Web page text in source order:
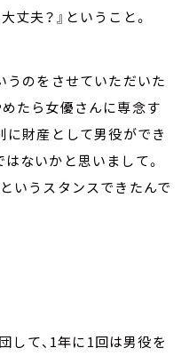
丈夫？』ということ。
うのをさせていただいた
たら女優さんに専念す
に財産として男役ができ
ないかと思いまして。
いうスタンスできたんで
して、1年に1回は男役を